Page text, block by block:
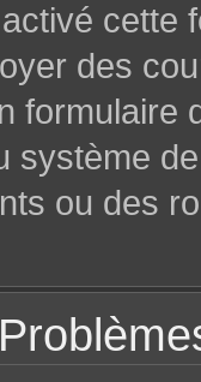
des
formulaire
système
ou des